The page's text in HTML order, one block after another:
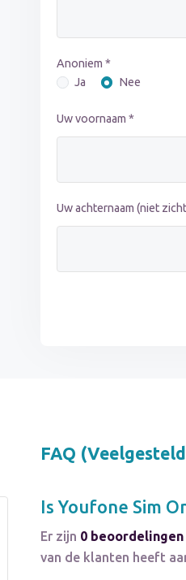
Anoniem *
Ja
Nee
Uw voornaam *
Uw achternaam (niet
FAQ
IsYoufone Sim
Er zijn 0 beoordelingen
van de klanten heeft